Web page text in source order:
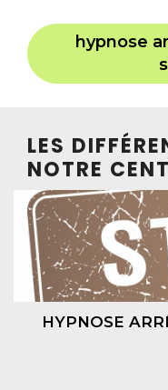
hypnose
LES
NOTRE
HYPNOSE